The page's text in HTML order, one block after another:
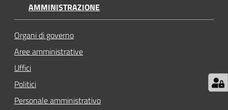
AMMINISTRAZIONE
Organi di governo
Aree amministrative
Uffici
Politici
Personale amministrativo